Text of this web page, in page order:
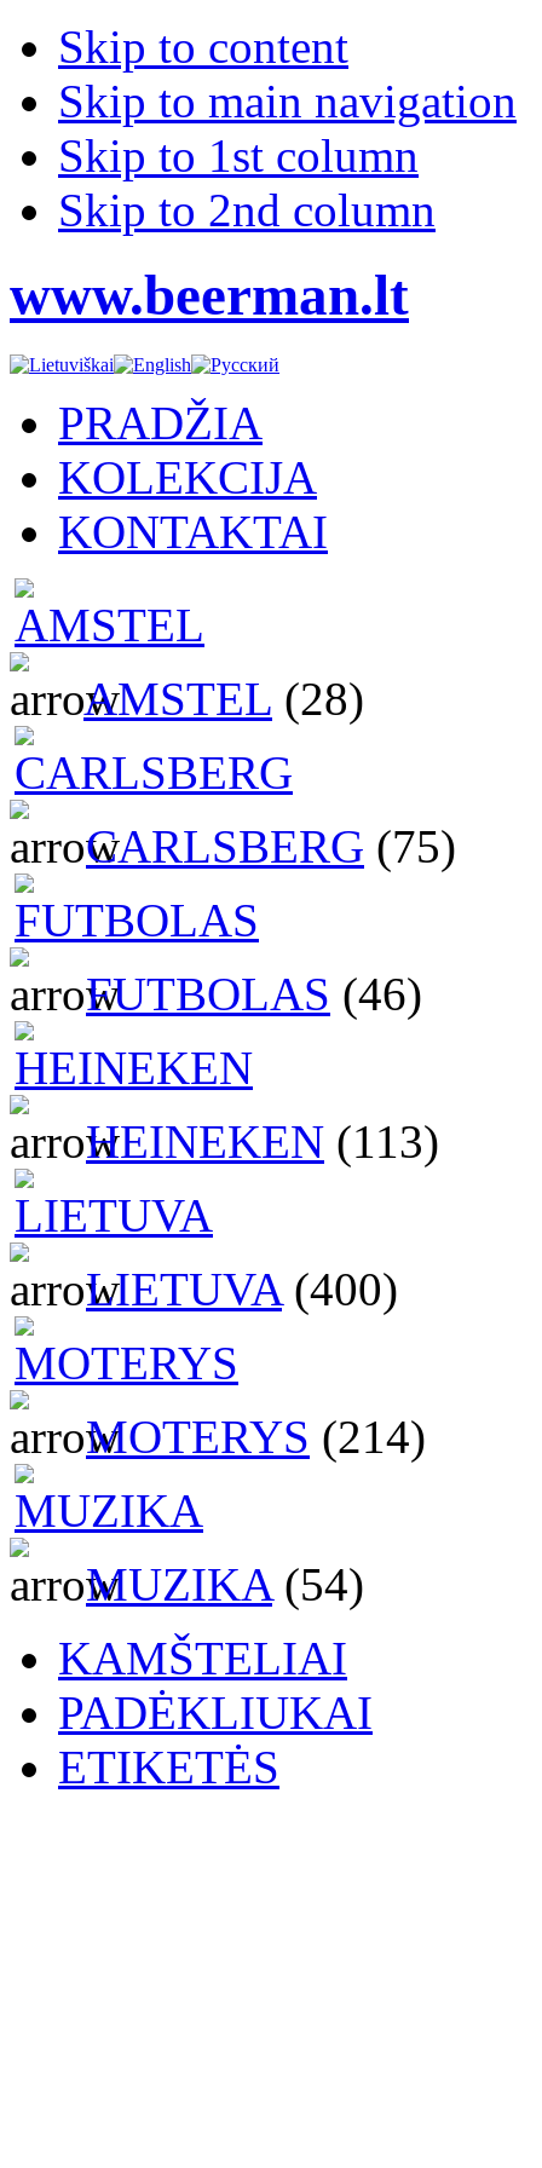
Skip to content
Skip to main navigation
Skip to 1st column
Skip to 2nd column
www.beerman.lt
PRADŽIA
KOLEKCIJA
KONTAKTAI
AMSTEL (28)
CARLSBERG (75)
FUTBOLAS (46)
HEINEKEN (113)
LIETUVA(400)
MOTERYS (214)
MUZIKA(54)
KAMŠTELIAI
PADĖKLIUKAI
ETIKETĖS